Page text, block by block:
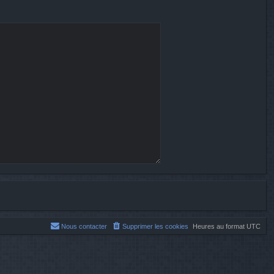
Heures au format UTC
Supprimer les cookies
Nous contacter